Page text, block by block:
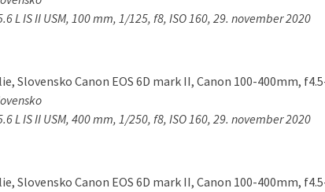
L IS II USM, 100 mm, 1/125, f8, ISO 160, 29. november 2020
L IS II USM, 400 mm, 1/250, f8, ISO 160, 29. november 2020